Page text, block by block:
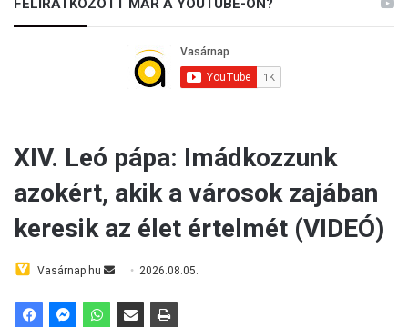
FELIRATKOZOTT MÁR A YOUTUBE-ON?